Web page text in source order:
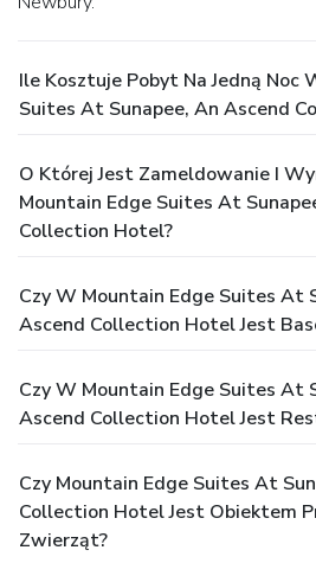
Ile Kosztuje Pobyt Na Jedną Noc
Suites At Sunapee, An Ascend
O Której Jest Zameldowanie I
Mountain Edge Suites At
Collection Hotel?
Czy W Mountain Edge Suites At
Ascend Collection Hotel Jest
Czy W Mountain Edge Suites At
Ascend Collection Hotel Jest
Czy Mountain Edge Suites At
Collection Hotel Jest Obiektem
Zwierząt?